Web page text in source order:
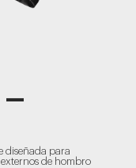
-
diseñada para
de hombro